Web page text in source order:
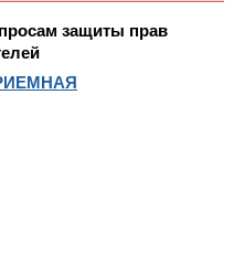
защиты прав